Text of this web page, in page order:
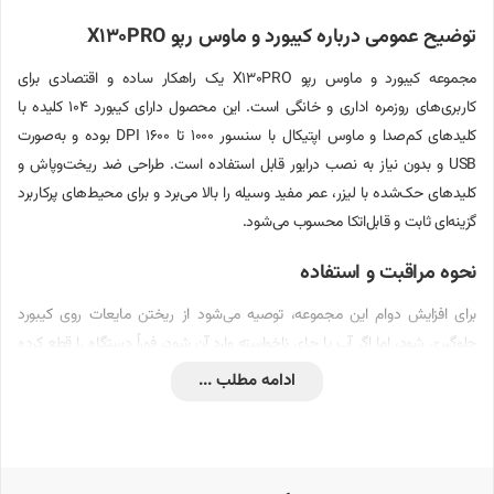
توضیح عمومی درباره کیبورد و ماوس رپو X130PRO
مجموعه کیبورد و ماوس رپو X130PRO یک راهکار ساده و اقتصادی برای
کاربری‌های روزمره اداری و خانگی است. این محصول دارای کیبورد ۱۰۴ کلیده با
کلیدهای کم‌صدا و ماوس اپتیکال با سنسور ۱۰۰۰ تا ۱۶۰۰ DPI بوده و به‌صورت
USB و بدون نیاز به نصب درایور قابل استفاده است. طراحی ضد ریخت‌وپاش و
کلیدهای حک‌شده با لیزر، عمر مفید وسیله را بالا می‌برد و برای محیط‌های پرکاربرد
گزینه‌ای ثابت و قابل‌اتکا محسوب می‌شود.
نحوه مراقبت و استفاده
برای افزایش دوام این مجموعه، توصیه می‌شود از ریختن مایعات روی کیبورد
جلوگیری شود، اما اگر آب یا چای ناخواسته وارد آن شود، فوراً دستگاه را قطع کرده
و خشک نمایید. تمیزکاری با یک پارچه‌ی میکروفایبر خشک یا کمی مرطوب به‌راحتی
ادامه مطلب ...